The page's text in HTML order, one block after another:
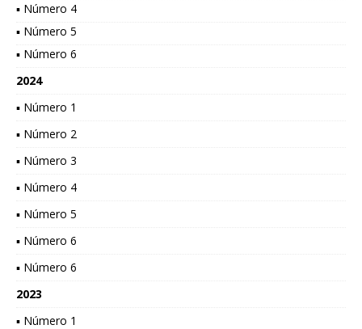
▪ Número 4
▪ Número 5
▪ Número 6
2024
▪ Número 1
▪ Número 2
▪ Número 3
▪ Número 4
▪ Número 5
▪ Número 6
▪ Número 6
2023
▪ Número 1